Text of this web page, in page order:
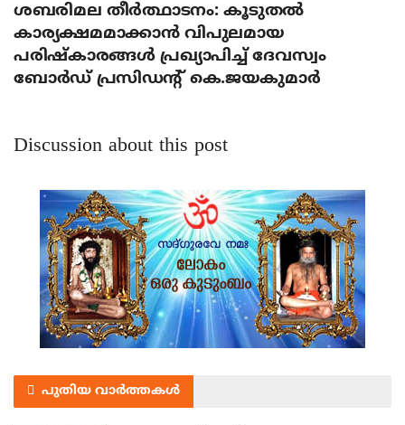
ശബരിമല തീര്‍ത്ഥാടനം: കൂടുതല്‍
കാര്യക്ഷമമാക്കാന്‍ വിപുലമായ
പരിഷ്‌കാരങ്ങള്‍ പ്രഖ്യാപിച്ച് ദേവസ്വം
ബോര്‍ഡ് പ്രസിഡന്റ് കെ.ജയകുമാര്‍
Discussion about this post
പുതിയ വാർത്തകൾ